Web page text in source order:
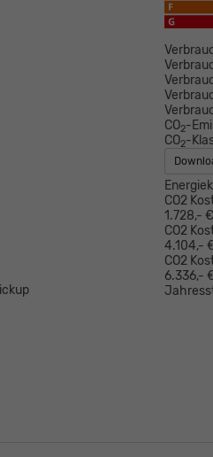
CO2-
CO2-
CO2
1.728,- €
CO2
4.104,-
CO2
6.336,-